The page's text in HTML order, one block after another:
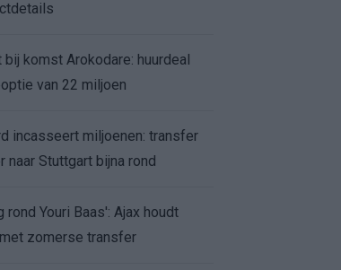
bij komst Arokodare: huurdeal
van 22 miljoen
incasseert miljoenen: transfer
naar Stuttgart bijna rond
rond Youri Baas': Ajax houdt
zomerse transfer